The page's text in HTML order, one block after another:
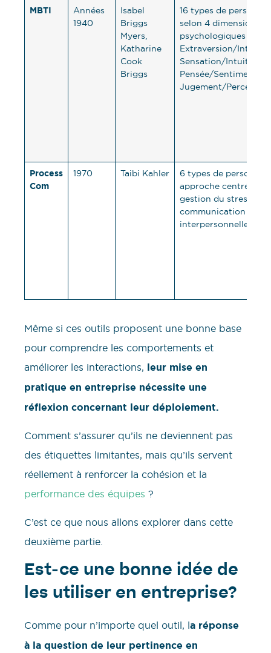
MBTI
Années
1940
Isabel
Briggs
Myers,
Katharine
Cook
Briggs
16 types de
selon 4 dimensions
psychologiques :
Extraversion/
Sensation/Intuition,
Pensée/Sentiment,
Jugement/
Process
Com
1970 Taibi Kahler
6 types de
approche centrée
gestion du stress et
communication
interpersonnelle
Même si ces outils proposent une bonne base
pour comprendre les comportements et
améliorer les interactions, leur mise en
pratique en entreprise nécessite une
réflexion concernant leur déploiement.
Comment s’assurer qu’ils ne deviennent pas
des étiquettes limitantes, mais qu’ils servent
réellement à renforcer la cohésion et la
performance des équipes ?
C’est ce que nous allons explorer dans cette
deuxième partie.
Est-ce une bonne idée de
les utiliser en entreprise?
Comme pour n’importe quel outil, la réponse
à la question de leur pertinence en